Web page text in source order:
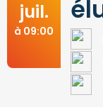
juil.
à 09:00